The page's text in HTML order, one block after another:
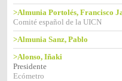
>Almunia Portolés, Francisco
Comité español de la UICN
>Almunia Sanz, Pablo
>Alonso, Iñaki
Presidente
Ecómetro